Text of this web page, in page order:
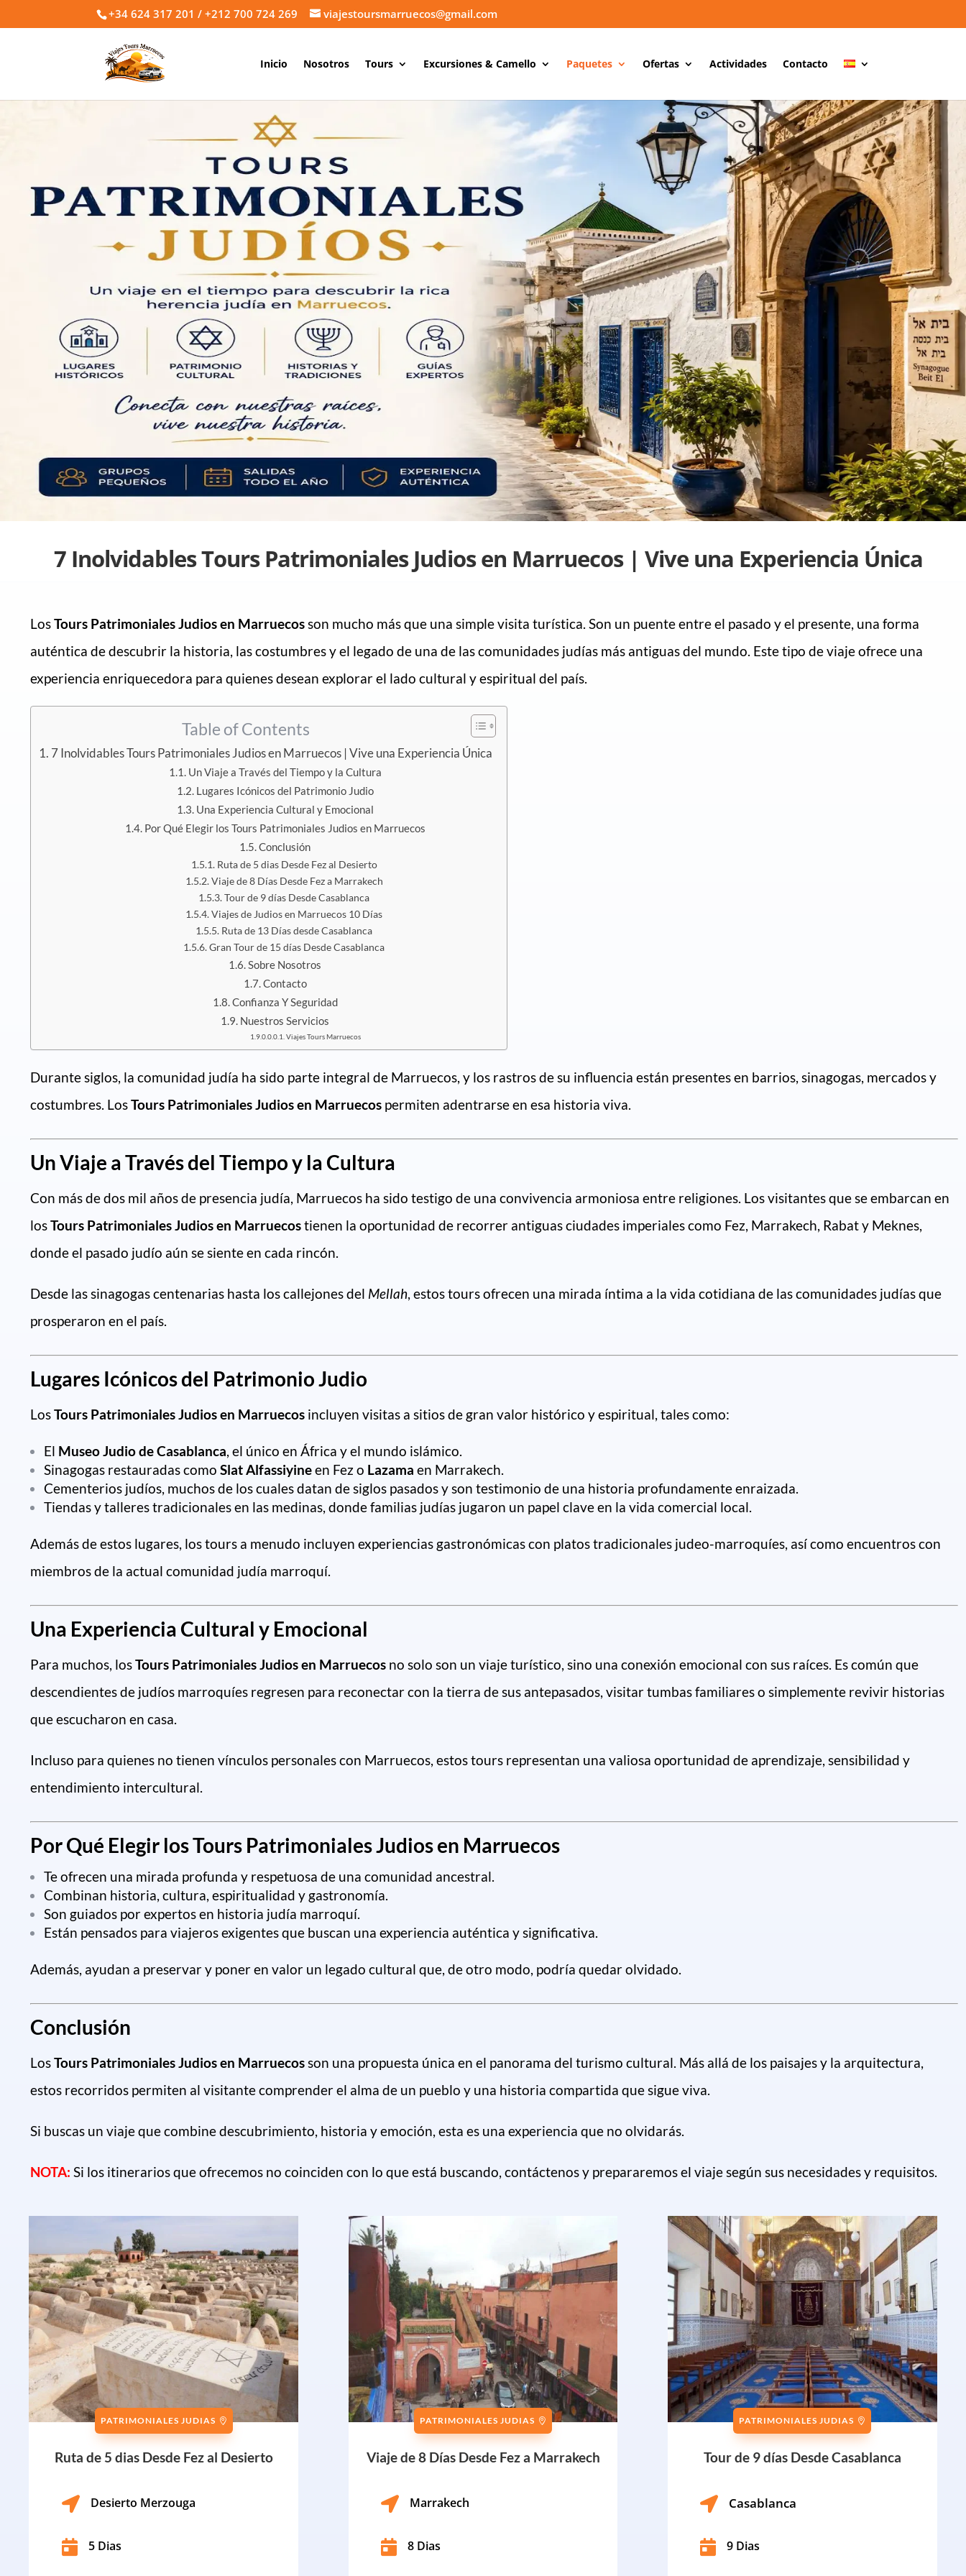
+34 624 317 201 / +212 700 724 269 viajestoursmarruecos@gmail.com
Inicio Nosotros Tours Excursiones & Camello Paquetes Ofertas Actividades Contacto
7 Inolvidables Tours Patrimoniales Judios en Marruecos | Vive una Experiencia Única
LosTours Patrimoniales Judios en Marruecosson mucho más que una simple visita turística. Son un puente entre el pasado y el presente, una forma
auténtica de descubrir la historia, las costumbres y el legado de una de las comunidades judías más antiguas del mundo. Este tipo de viaje ofrece una
experiencia enriquecedora para quienes desean explorar el lado cultural y espiritual del país.
Table of Contents
7 Inolvidables Tours Patrimoniales Judios en Marruecos | Vive una Experiencia Única
Un Viaje a Través del Tiempo y la Cultura
Lugares Icónicos del Patrimonio Judio
Una Experiencia Cultural y Emocional
Por Qué Elegir los Tours Patrimoniales Judios en Marruecos
Conclusión
Ruta de 5 dias Desde Fez al Desierto
Viaje de 8 Días Desde Fez a Marrakech
Tour de 9 días Desde Casablanca
Viajes de Judios en Marruecos 10 Días
Ruta de 13 Días desde Casablanca
Gran Tour de 15 días Desde Casablanca
Sobre Nosotros
Contacto
Confianza Y Seguridad
Nuestros Servicios
Viajes Tours Marruecos
Durante siglos, la comunidad judía ha sido parte integral de Marruecos, y los rastros de su influencia están presentes en barrios, sinagogas, mercados y
costumbres. LosTours Patrimoniales Judios en Marruecos permiten adentrarse en esa historia viva.
Un Viaje a Través del Tiempo y la Cultura
Con más de dos mil años de presencia judía, Marruecos ha sido testigo de una convivencia armoniosa entre religiones. Los visitantes que se embarcan en
losTours Patrimoniales Judios en Marruecostienen la oportunidad de recorrer antiguas ciudades imperiales como Fez, Marrakech, Rabat y Meknes,
donde el pasado judío aún se siente en cada rincón.
Desde las sinagogas centenarias hasta los callejones del Mellah, estos tours ofrecen una mirada íntima a la vida cotidiana de las comunidades judías que
prosperaron en el país.
Lugares Icónicos del Patrimonio Judio
LosTours Patrimoniales Judios en Marruecos incluyen visitas a sitios de gran valor histórico y espiritual, tales como:
El Museo Judio de Casablanca, el único en África y el mundo islámico.
Sinagogas restauradas comoSlat Alfassiyineen Fez o Lazama en Marrakech.
Cementerios judíos, muchos de los cuales datan de siglos pasados y son testimonio de una historia profundamente enraizada.
Tiendas y talleres tradicionales en las medinas, donde familias judías jugaron un papel clave en la vida comercial local.
Además de estos lugares, los tours a menudo incluyen experiencias gastronómicas con platos tradicionales judeo-marroquíes, así como encuentros con
miembros de la actual comunidad judía marroquí.
Una Experiencia Cultural y Emocional
Para muchos, losTours Patrimoniales Judios en Marruecos no solo son un viaje turístico, sino una conexión emocional con sus raíces. Es común que
descendientes de judíos marroquíes regresen para reconectar con la tierra de sus antepasados, visitar tumbas familiares o simplemente revivir historias
que escucharon en casa.
Incluso para quienes no tienen vínculos personales con Marruecos, estos tours representan una valiosa oportunidad de aprendizaje, sensibilidad y
entendimiento intercultural.
Por Qué Elegir los Tours Patrimoniales Judios en Marruecos
Te ofrecen una mirada profunda y respetuosa de una comunidad ancestral.
Combinan historia, cultura, espiritualidad y gastronomía.
Son guiados por expertos en historia judía marroquí.
Están pensados para viajeros exigentes que buscan una experiencia auténtica y significativa.
Además, ayudan a preservar y poner en valor un legado cultural que, de otro modo, podría quedar olvidado.
Conclusión
LosTours Patrimoniales Judios en Marruecosson una propuesta única en el panorama del turismo cultural. Más allá de los paisajes y la arquitectura,
estos recorridos permiten al visitante comprender el alma de un pueblo y una historia compartida que sigue viva.
Si buscas un viaje que combine descubrimiento, historia y emoción, esta es una experiencia que no olvidarás.
NOTA: Si los itinerarios que ofrecemos no coinciden con lo que está buscando, contáctenos y prepararemos el viaje según sus necesidades y requisitos.
PATRIMONIALES JUDIAS
Ruta de 5 dias Desde Fez al Desierto
 Desierto Merzouga
 5 Dias
PATRIMONIALES JUDIAS
Viaje de 8 Días Desde Fez a Marrakech
 Marrakech
 8 Dias
PATRIMONIALES JUDIAS
Tour de 9 días Desde Casablanca
 Casablanca
 9 Dias